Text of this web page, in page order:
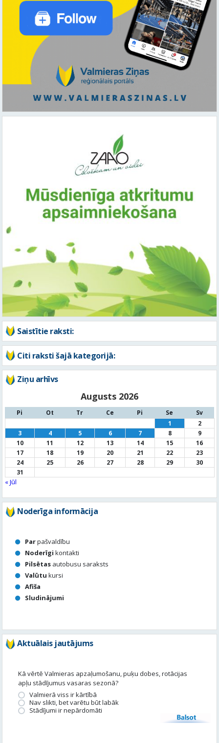
Saistītie raksti:
Citi raksti šajā kategorijā:
Ziņu arhīvs
Augusts 2026
Pi Ot Tr Ce Pi Se
Sv
1
2
3
4 5 6 7 8
9
10
11 12 13 14 15
16
17
18 19 20 21 22
23
24
25 26 27 28 29
30
31
« Jūl
Noderīga informācija
Parpašvaldību
Noderīgi kontakti
Pilsētas autobusu saraksts
Valūtu kursi
Afiša
Sludinājumi
Aktuālais jautājums
Kā vērtē Valmieras apzaļumošanu, puķu dobes, rotācijas
apļu stādījumus vasaras sezonā?
Valmierā viss ir kārtībā
Nav slikti, bet varētu būt labāk
Stādījumi ir nepārdomāti
Balsot